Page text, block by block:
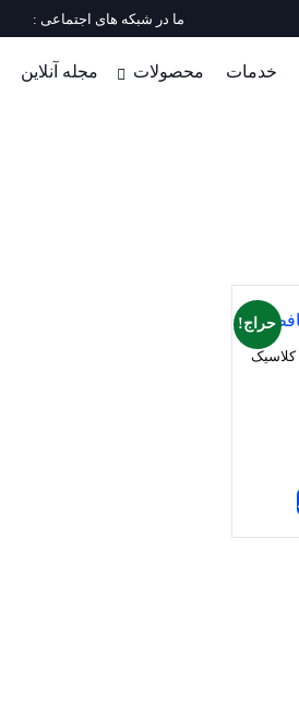
ما در شبکه های اجتماعی :
خدمات محصولات مجله آنلاین
حراج!